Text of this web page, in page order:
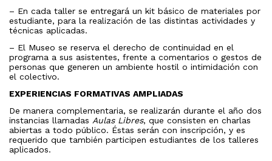
– En cada taller se entregará un kit básico de materiales por
estudiante, para la realización de las distintas actividades y
técnicas aplicadas.
– El Museo se reserva el derecho de continuidad en el
programa a sus asistentes, frente a comentarios o gestos de
personas que generen un ambiente hostil o intimidación con
el colectivo.
EXPERIENCIAS FORMATIVAS AMPLIADAS
De manera complementaria, se realizarán durante el año dos
instancias llamadas Aulas Libres, que consisten en charlas
abiertas a todo público. Éstas serán con inscripción, y es
requerido que también participen estudiantes de los talleres
aplicados.